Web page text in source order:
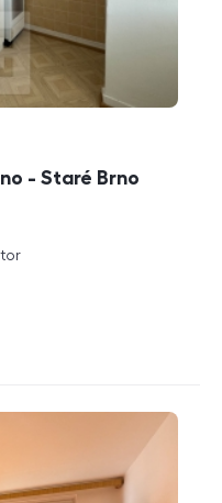
- Staré Brno